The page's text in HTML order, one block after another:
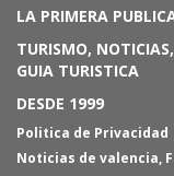
LA PRIMERA
TURISMO,
GUIA TURISTICA
DESDE 1999
Politica de Privacidad
Noticias de valencia,